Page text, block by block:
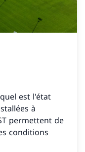
est l'état
à
permettent de
conditions